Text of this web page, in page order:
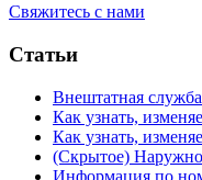
Свяжитесь с нами
Статьи
Внештатная
Как узнать,
Как узнать,
(Скрытое)
Информация по